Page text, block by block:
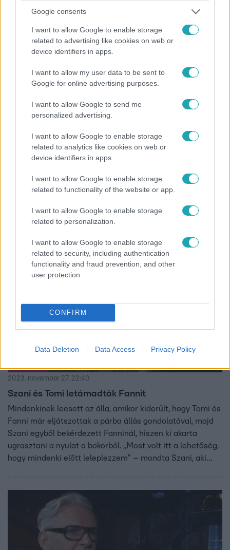
Google consents
I want to allow Google to enable storage
related to advertising like cookies on web or
device identifiers in apps.
I want to allow my user data to be sent to
Google for online advertising purposes.
I want to allow Google to send me
personalized advertising.
I want to allow Google to enable storage
related to analytics like cookies on web or
device identifiers in apps.
I want to allow Google to enable storage
related to functionality of the website or app.
I want to allow Google to enable storage
related to personalization.
I want to allow Google to enable storage
related to security, including authentication
functionality and fraud prevention, and other
user protection.
CONFIRM
Data Deletion Data Access Privacy Policy
Az Árulók – Gyilkosság a kastélyban
2023. december 2. 22:00
A Tűz ceremónián minden bent maradt játékos
felfedte magát
Az utolsó napon nemcsak versenyautóba pattanva kellett
bizonyítaniuk a játékosoknak, de még baltadobálásban is
utolsó kerekasztal szertartást, ahonnan a kiszavazott
híresség már az igazság felfedése nélkül távozott. Ezt
követően a Tűz ceremónián mindenre fény derült.
2023. november 27. 22:40
Szani és Tomi letámadták Fannit
Mindenkinek leesett az álla, amikor kiderült, hogy Tomi és
Fanni már eljátszottak a párba állás gondolatával, majd
Szani egyből bekérdezett Fanninál, hiszen ki akarta
ugrasztani a nyulat a bokorból. „Most volt itt a lehetőség,
hogy mindenki előtt leleplezzem” – mondta Szani, aki